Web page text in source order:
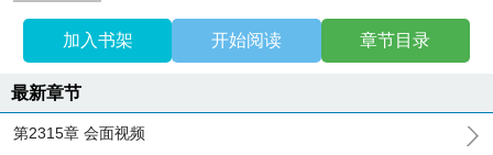
加入书架 开始阅读 章节目录
最新章节
第2315章 会面视频